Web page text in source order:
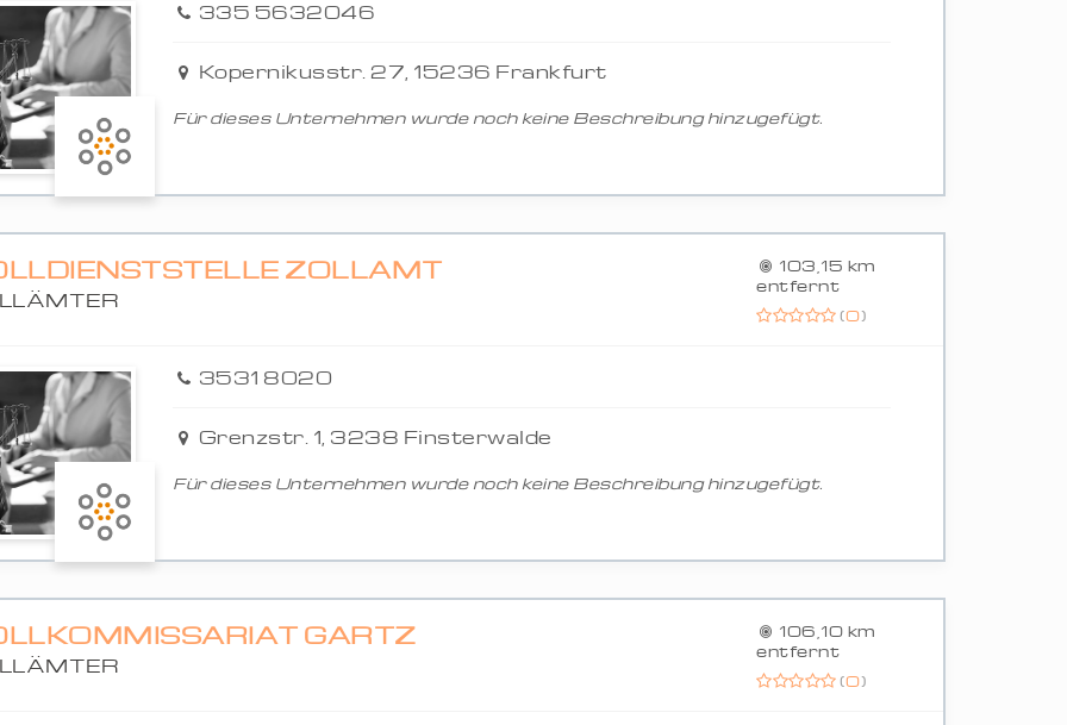
335 5632046
Kopernikusstr. 27, 15236 Frankfurt
Für dieses Unternehmen wurde noch keine Beschreibung hinzugefügt.
ZOLLAMT
103,15 km
entfernt
(0)
3531 8020
Grenzstr. 1, 3238 Finsterwalde
Für dieses Unternehmen wurde noch keine Beschreibung hinzugefügt.
GARTZ
106,10 km
entfernt
(0)